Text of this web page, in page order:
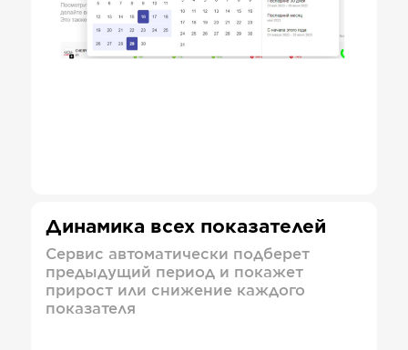
Динамика всех показателей
Сервис автоматически подберет
предыдущий период и покажет
прирост или снижение каждого
показателя